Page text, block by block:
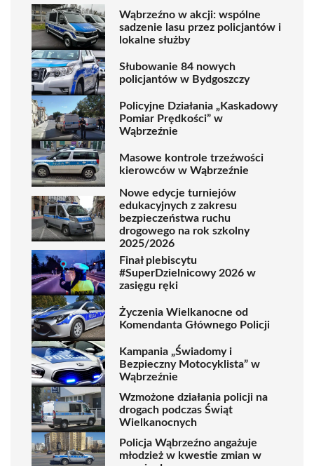
Wąbrzeźno w akcji: wspólne
sadzenie lasu przez policjantów i
lokalne służby
Słubowanie 84 nowych
policjantów w Bydgoszczy
Policyjne Działania „Kaskadowy
Pomiar Prędkości” w
Wąbrzeźnie
Masowe kontrole trzeźwości
kierowców w Wąbrzeźnie
Nowe edycje turniejów
edukacyjnych z zakresu
bezpieczeństwa ruchu
drogowego na rok szkolny
2025/2026
Finał plebiscytu
#SuperDzielnicowy 2026 w
zasięgu ręki
Życzenia Wielkanocne od
Komendanta Głównego Policji
Kampania „Świadomy i
Bezpieczny Motocyklista” w
Wąbrzeźnie
Wzmożone działania policji na
drogach podczas Świąt
Wielkanocnych
Policja Wąbrzeźno angażuje
młodzież w kwestie zmian w